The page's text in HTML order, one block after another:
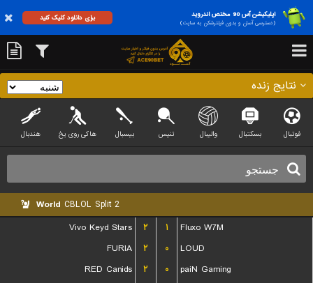
اپلیکیشن آس 90 مختص اندروید
(دسترسی آسان و بدون فیلترشکن به سایت)
برای دانلود کلیک کنید
نتایج زنده
فوتبال بسکتبال والیبال تنیس بیسبال هاکی روی یخ هندبال
World CBLOL Split 2
Vivo Keyd Stars
۲ ۱
Fluxo W7M
FURIA
۲ ۰
LOUD
RED Canids
۲ ۰
paiN Gaming